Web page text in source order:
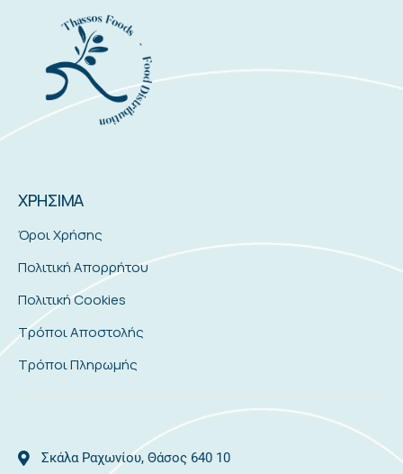
ΧΡΗΣΙΜΑ
Όροι Χρήσης
Πολιτική Απορρήτου
Πολιτική Cookies
Τρόποι Αποστολής
Τρόποι Πληρωμής
Σκάλα Ραχωνίου, Θάσος 640 10